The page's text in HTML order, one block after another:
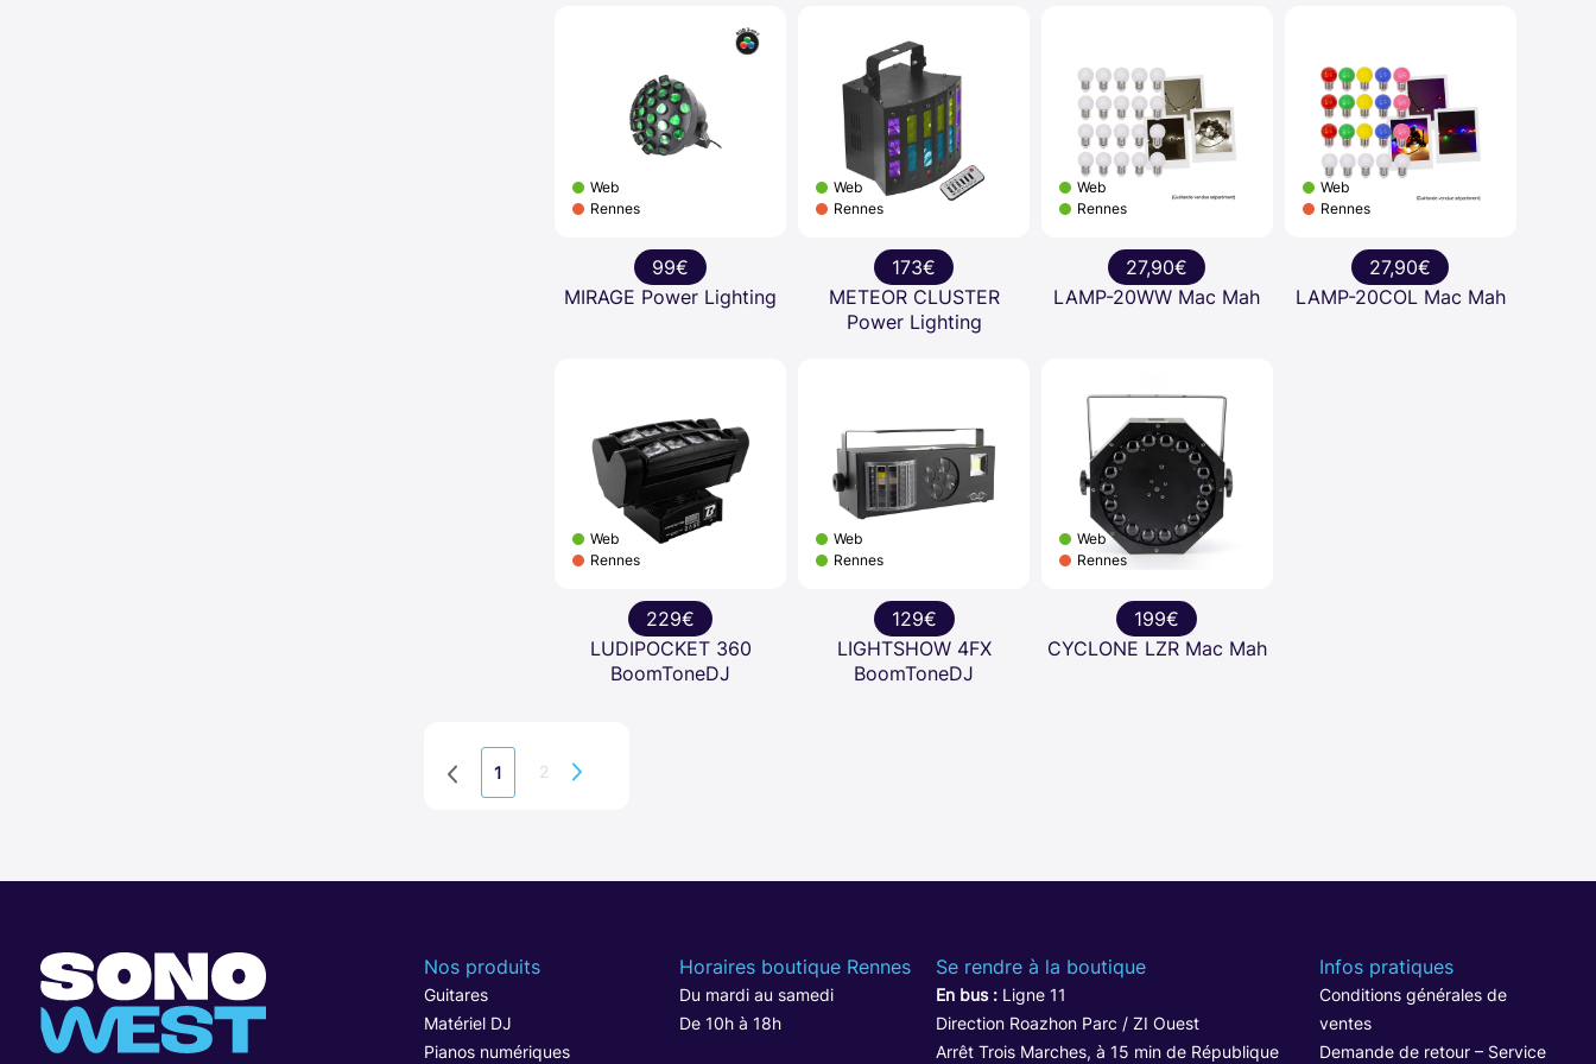
Web
Rennes
99€
MIRAGE Power Lighting
Web
Rennes
173€
METEOR CLUSTER
Power Lighting
Web
Rennes
27,90€
LAMP-20WW Mac Mah
Web
Rennes
27,90€
LAMP-20COL Mac Mah
Web
Rennes
229€
LUDIPOCKET 360
BoomToneDJ
Web
Rennes
129€
LIGHTSHOW 4FX
BoomToneDJ
Web
Rennes
199€
CYCLONE LZR Mac Mah
1 2
Nos produits
Guitares
Matériel DJ
Pianos numériques
Horaires boutique Rennes
Du mardi au samedi
De 10h à 18h
Se rendre à la boutique
En bus :Ligne 11
Direction Roazhon Parc / ZI Ouest
Arrêt Trois Marches, à 15 min de République
Infos pratiques
Conditions générales de
ventes
Demande de retour – Service